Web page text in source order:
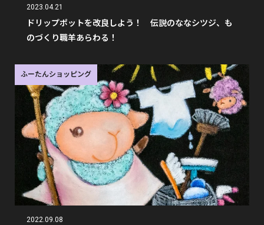
2023.04.21
ドリップポットを改良しよう！ 伝説のななシツジ、も
のづくり職羊あらわる！
2022.09.08
ふーたんショッピング